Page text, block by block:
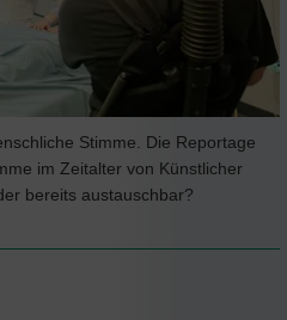
Stimme. Die Reportage
im Zeitalter von Künstlicher
bereits austauschbar?